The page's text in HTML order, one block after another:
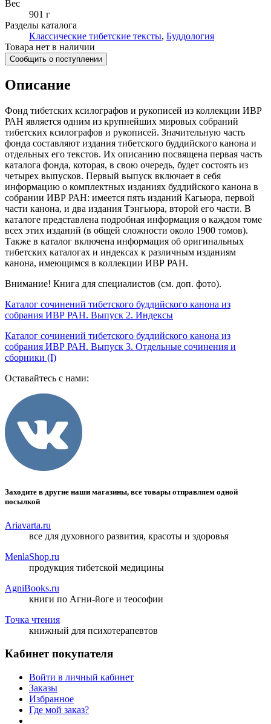
Вес
901 г
Разделы каталога
Классические тибетские тексты, Буддология
Товара нет в наличии
Сообщить о поступлении
Описание
Фонд тибетских ксилографов и рукописей из коллекции ИВР
РАН является одним из крупнейших мировых собраний
тибетских ксилографов и рукописей. Значительную часть
фонда составляют издания тибетского буддийского канона и
отдельных его текстов. Их описанию посвящена первая часть
каталога фонда, которая, в свою очередь, будет состоять из
четырех выпусков. Первый выпуск включает в себя
информацию о комплектных изданиях буддийского канона в
собрании ИВР РАН: имеется пять изданий Кагьюра, первой
части канона, и два издания Тэнгьюра, второй его части. В
каталоге представлена подробная информация о каждом томе
всех этих изданий (в общей сложности около 1900 томов).
Также в каталог включена информация об оригинальных
тибетских каталогах и индексах к различным изданиям
канона, имеющимся в коллекции ИВР РАН.
Внимание! Книга для специалистов (см. доп. фото).
Каталог сочинений тибетского буддийского канона из
собрания ИВР РАН. Выпуск 2. Индексы
Каталог сочинений тибетского буддийского канона из
собрания ИВР РАН. Выпуск 3. Отдельные сочинения и
сборники (I)
Оставайтесь с нами:
Заходите в другие наши магазины, все товары отправляем одной
посылкой
Ariavarta.ru
все для духовного развития, красоты и здоровья
MenlaShop.ru
продукция тибетской медицины
AgniBooks.ru
книги по Агни-йоге и теософии
Точка чтения
книжный для психотерапевтов
Кабинет покупателя
Войти в личный кабинет
Заказы
Избранное
Где мой заказ?